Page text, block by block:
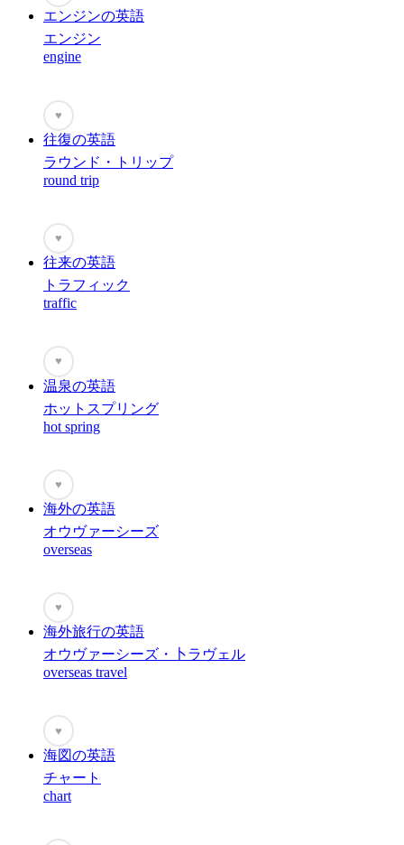
エンジンの英語
エンジン
engine
♥
往復の英語
ラウンド・トリップ
round trip
♥
往来の英語
トラフィック
traffic
♥
温泉の英語
ホットスプリング
hot spring
♥
海外の英語
オウヴァーシーズ
overseas
♥
海外旅行の英語
オウヴァーシーズ・卜ラヴェル
overseas travel
♥
海図の英語
チャート
chart